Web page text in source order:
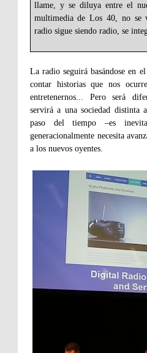
llame, y se diluya entre el
multimedia de Los 40, no se
radio sigue siendo radio, se
La radio seguirá basándose en
contar historias que nos
entretenernos... Pero será
servirá a una sociedad distinta
paso del tiempo –es
generacionalmente necesita
a los nuevos oyentes.